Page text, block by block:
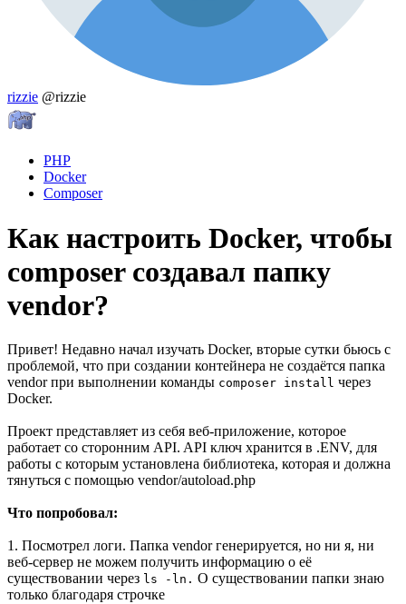
rizzie @rizzie
PHP
Docker
Composer
Как настроить Docker, чтобы
composer создавал папку
vendor?
Привет! Недавно начал изучать Docker, вторые сутки бьюсь с
проблемой, что при создании контейнера не создаётся папка
vendor при выполнении команды composer install через
Docker.
Проект представляет из себя веб-приложение, которое
работает со сторонним API. API ключ хранится в .ENV, для
работы с которым установлена библиотека, которая и должна
тянуться с помощью vendor/autoload.php
Что попробовал:
1. Посмотрел логи. Папка vendor генерируется, но ни я, ни
веб-сервер не можем получить информацию о её
существовании через ls -ln. О существовании папки знаю
только благодаря строчке